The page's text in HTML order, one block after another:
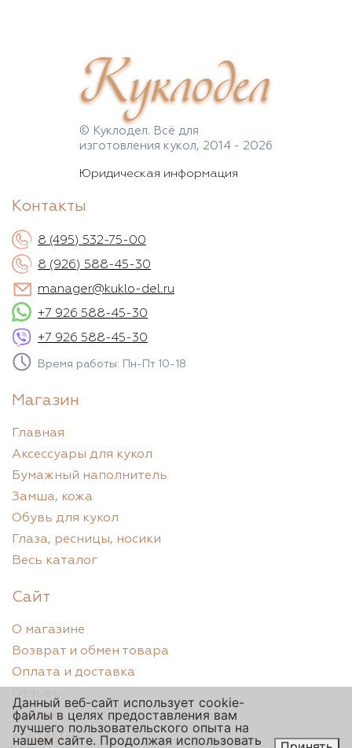
Куклодел
© Куклодел. Всё для
изготовления кукол, 2014 - 2026
Юридическая информация
Контакты
8 (495) 532-75-00
8 (926) 588-45-30
manager@kuklo-del.ru
+7 926 588-45-30
+7 926 588-45-30
Время работы: Пн-Пт 10-18
Магазин
Главная
Аксессуары для кукол
Бумажный наполнитель
Замша, кожа
Обувь для кукол
Глаза, ресницы, носики
Весь каталог
Сайт
О магазине
Возврат и обмен товара
Оплата и доставка
Скидки
Контакты
Данный веб-сайт использует cookie-
файлы в целях предоставления вам
лучшего пользовательского опыта на
нашем сайте. Продолжая использовать